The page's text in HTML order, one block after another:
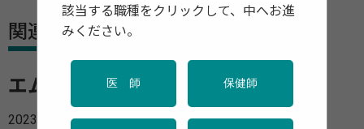
関連資料・リリース
エムポックスについて
2023年05月30日
該当する職種をクリックして、中へお進
みください。
医 師 保健師